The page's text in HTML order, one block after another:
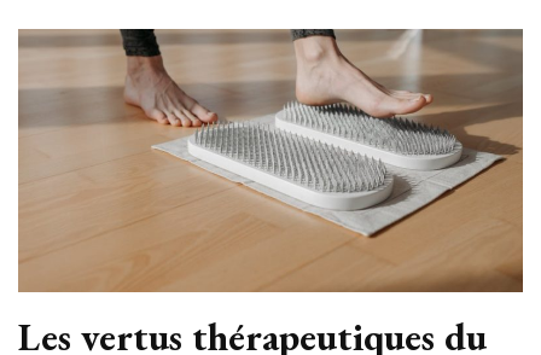
Les vertus thérapeutiques du